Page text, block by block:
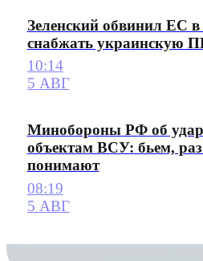
Зеленский обвинил ЕС
снабжать украинскую
10:14
5 АВГ
Минобороны РФ об
объектам ВСУ: бьем, раз
понимают
08:19
5 АВГ